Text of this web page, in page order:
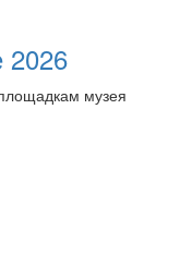
2026
музея